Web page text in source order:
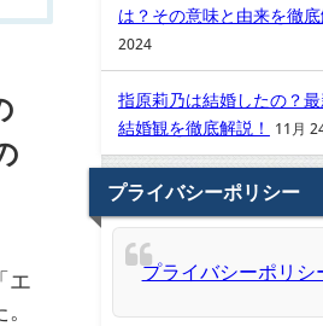
エ
は？その意味と由来を徹底
2024
指原莉乃は結婚したの？
結婚観を徹底解説！
11月
プライバシーポリシー
プライバシーポリシ